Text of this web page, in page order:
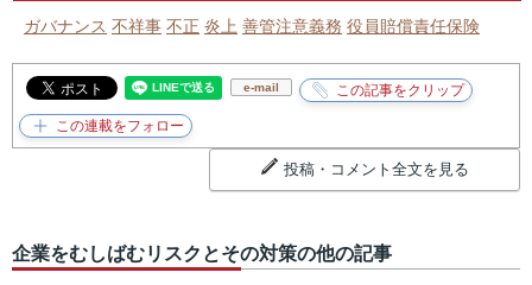
ガバナンス 不祥事 不正 炎上 善管注意義務 役員賠償責任保険
e-mail
投稿・コメント全文を見る
企業をむしばむリスクとその対策の他の記事